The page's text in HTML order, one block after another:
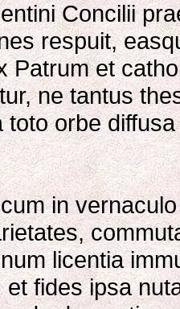
Concilii
respuit,
Patrum et
ne tantus
toto orbe
in
licentia
fides ipsa